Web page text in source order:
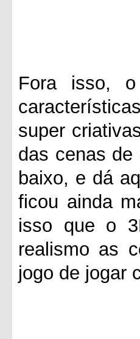
Fora isso,
super
das cenas
baixo, e dá
ficou ainda
isso que o
realismo as
jogo de jogar